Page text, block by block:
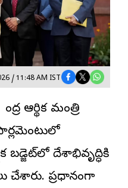
/ 11:48 AM IST
కేంద్ర ఆర్థిక మంత్రి
బడ్జెట్‌లో దేశాభివృద్ధికి
చేశారు. ప్రధానంగా